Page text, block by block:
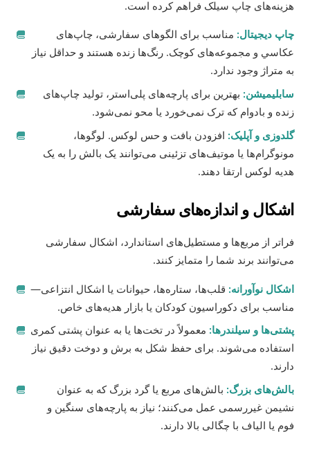
هزینه‌های چاپ سیلک فراهم کرده است.
چاپ دیجیتال: مناسب برای الگوهای سفارشی، چاپ‌های
عکاسي و مجموعه‌های کوچک. رنگ‌ها زنده هستند و حداقل نیاز
به متراژ وجود ندارد.
سابلیمیشن: بهترین برای پارچه‌های پلی‌استر، تولید چاپ‌های
زنده و بادوام که ترک نمی‌خورد یا محو نمی‌شود.
گلدوزی و آپلیک: افزودن بافت و حس لوکس. لوگوها،
مونوگرام‌ها یا موتیف‌های تزئینی می‌توانند یک بالش را به یک
هدیه لوکس ارتقا دهند.
اشکال و اندازه‌های سفارشی
فراتر از مربع‌ها و مستطیل‌های استاندارد، اشکال سفارشی
می‌توانند برند شما را متمایز کنند.
اشکال نوآورانه: قلب‌ها، ستاره‌ها، حیوانات یا اشکال انتزاعی—
مناسب برای دکوراسیون کودکان یا بازار هدیه‌های خاص.
پشتی‌ها و سیلندرها: معمولاً در تخت‌ها یا به عنوان پشتی کمری
استفاده می‌شوند. برای حفظ شکل به برش و دوخت دقیق نیاز
دارند.
بالش‌های بزرگ: بالش‌های مربع یا گرد بزرگ که به عنوان
نشیمن غیررسمی عمل می‌کنند؛ نیاز به پارچه‌های سنگین و
فوم یا الیاف با چگالی بالا دارند.